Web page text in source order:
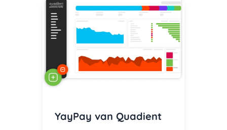
YayPay van Quadient